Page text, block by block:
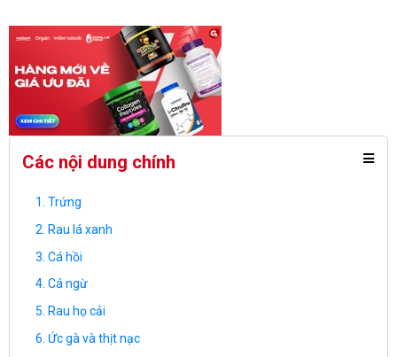
Các nội dung chính
Trứng
Rau lá xanh
Cá hồi
Cá ngừ
Rau họ cải
Ức gà và thịt nạc